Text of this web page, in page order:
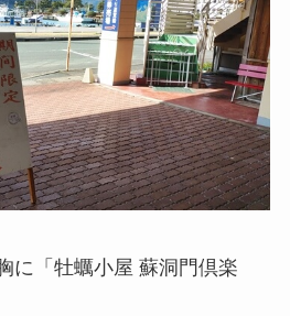
に「牡蠣小屋 蘇洞門倶楽